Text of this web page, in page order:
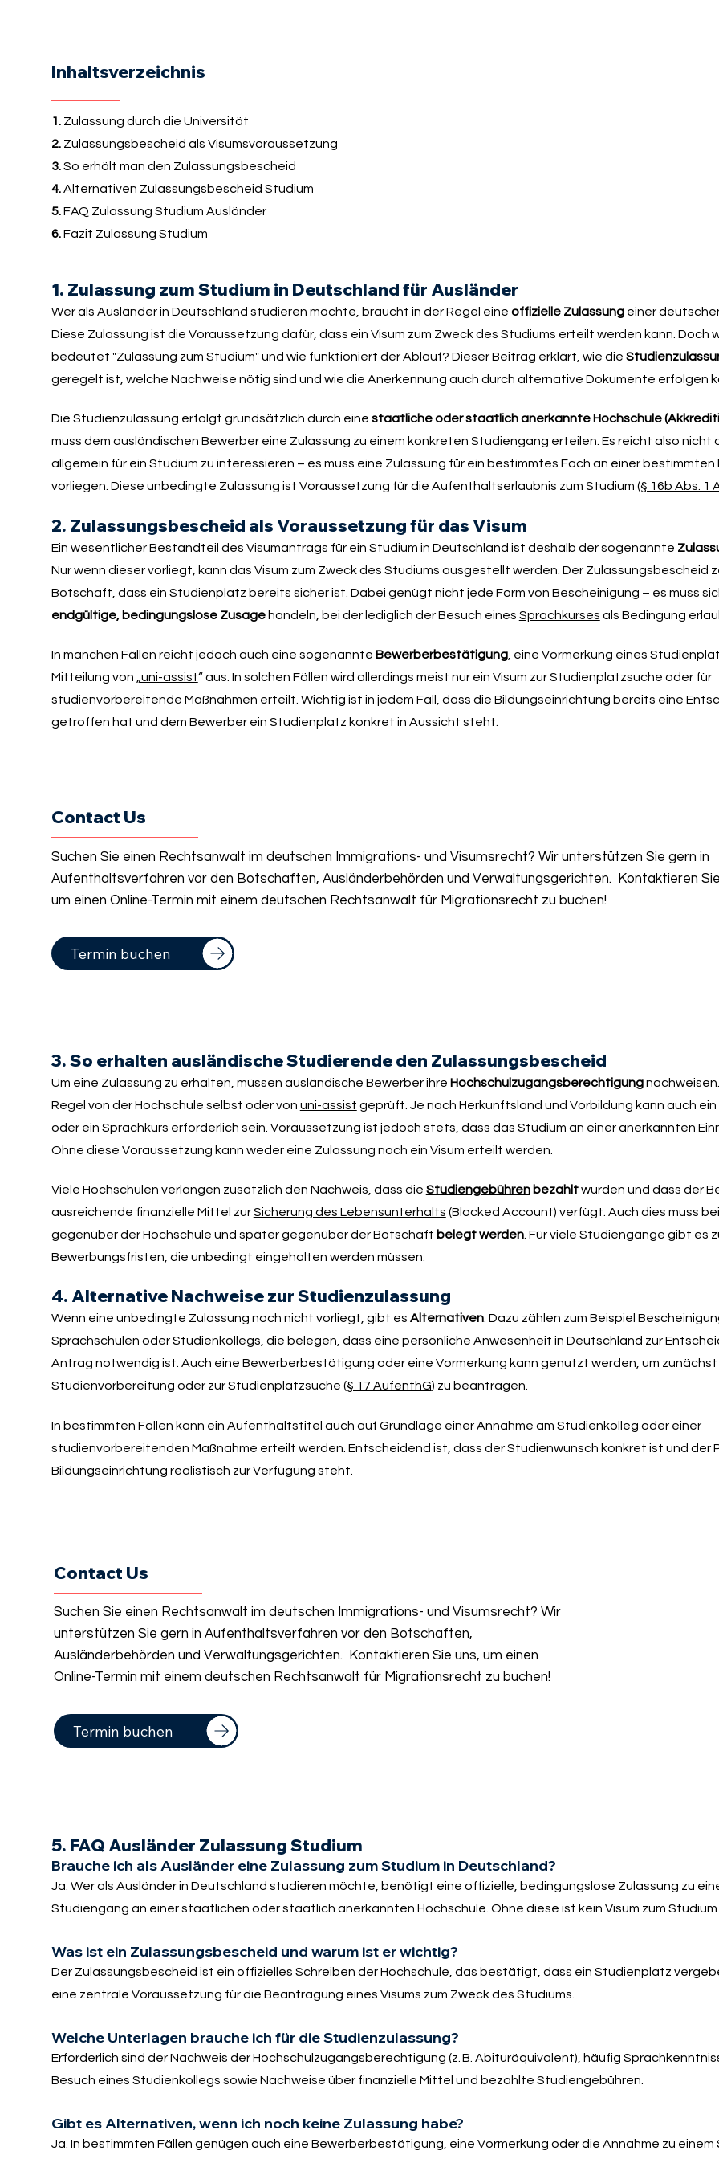
Inhaltsverzeichnis
1.Zulassung durch die Universität
2. Zulassungsbescheid als Visumsvoraussetzung
3.So erhält man den Zulassungsbescheid
4.Alternativen Zulassungsbescheid Studium
5.FAQ Zulassung Studium Ausländer
6.Fazit Zulassung Studium
1. Zulassung zum Studium in Deutschland für Ausländer
Wer als Ausländer in Deutschland studieren möchte, braucht in der Regel eine offizielle Zulassungeiner
Diese Zulassung ist die Voraussetzung dafür, dass ein Visum zum Zweck des Studiums erteilt werden kann. Doch
bedeutet "Zulassung zum Studium" und wie funktioniert der Ablauf? Dieser Beitrag erklärt, wie die
geregelt ist, welche Nachweise nötig sind und wie die Anerkennung auch durch alternative Dokumente erfolgen
Die Studienzulassung erfolgt grundsätzlich durch eine staatliche oder staatlich anerkannte Hochschule
muss dem ausländischen Bewerber eine Zulassung zu einem konkreten Studiengang erteilen. Es reicht also nicht
allgemein für ein Studium zu interessieren – es muss eine Zulassung für ein bestimmtes Fach an einer bestimmten
vorliegen. Diese unbedingte Zulassung ist Voraussetzung für die Aufenthaltserlaubnis zum Studium (§ 16b Abs. 1
2. Zulassungsbescheid als Voraussetzung für das Visum
Ein wesentlicher Bestandteil des Visumantrags für ein Studium in Deutschland ist deshalb der sogenannte
Nur wenn dieser vorliegt, kann das Visum zum Zweck des Studiums ausgestellt werden. Der Zulassungsbescheid
Botschaft, dass ein Studienplatz bereits sicher ist. Dabei genügt nicht jede Form von Bescheinigung – es muss
endgültige, bedingungslose Zusagehandeln, bei der lediglich der Besuch eines Sprachkurses als Bedingung
In manchen Fällen reicht jedoch auch eine sogenannte Bewerberbestätigung, eine Vormerkung eines
Mitteilung von
„uni-assist“ aus. In solchen Fällen wird allerdings meist nur ein Visum zur Studienplatzsuche oder für
studienvorbereitende Maßnahmen erteilt. Wichtig ist in jedem Fall, dass die Bildungseinrichtung bereits eine
getroffen hat und dem Bewerber ein Studienplatz konkret in Aussicht steht.
Contact Us
Suchen Sie einen Rechtsanwalt im deutschen Immigrations- und Visumsrecht? Wir unterstützen Sie gern in
Aufenthaltsverfahren vor den Botschaften, Ausländerbehörden und Verwaltungsgerichten. Kontaktieren
um einen Online-Termin mit einem deutschen Rechtsanwalt für Migrationsrecht zu buchen!
Termin buchen
3. So erhalten ausländische Studierende den Zulassungsbescheid
Um eine Zulassung zu erhalten, müssen ausländische Bewerber ihre Hochschulzugangsberechtigung
Regel von der Hochschule selbst oder von uni-assist geprüft. Je nach Herkunftsland und Vorbildung kann auch
oder ein Sprachkurs erforderlich sein. Voraussetzung ist jedoch stets, dass das Studium an einer anerkannten
Ohne diese Voraussetzung kann weder eine Zulassung noch ein Visum erteilt werden.
Viele Hochschulen verlangen zusätzlich den Nachweis, dass die Studiengebührenbezahltwurden und dass der
ausreichende finanzielle Mittel zurSicherung des Lebensunterhalts (Blocked Account) verfügt. Auch dies muss
gegenüber der Hochschule und später gegenüber der Botschaft belegt werden. Für viele Studiengänge gibt es
Bewerbungsfristen, die unbedingt eingehalten werden müssen.
4. Alternative Nachweise zur Studienzulassung
Wenn eine unbedingte Zulassung noch nicht vorliegt, gibt es Alternativen. Dazu zählen zum Beispiel
Sprachschulen oder Studienkollegs, die belegen, dass eine persönliche Anwesenheit in Deutschland zur
Antrag notwendig ist. Auch eine Bewerberbestätigung oder eine Vormerkung kann genutzt werden, um zunächst
Studienvorbereitung oder zur Studienplatzsuche (§ 17 AufenthG) zu beantragen.
In bestimmten Fällen kann ein Aufenthaltstitel auch auf Grundlage einer Annahme am Studienkolleg oder einer
studienvorbereitenden Maßnahme erteilt werden. Entscheidend ist, dass der Studienwunsch konkret ist und der
Bildungseinrichtung realistisch zur Verfügung steht.
Contact Us
Suchen Sie einen Rechtsanwalt im deutschen Immigrations- und Visumsrecht? Wir
unterstützen Sie gern in Aufenthaltsverfahren vor den Botschaften,
Ausländerbehörden und Verwaltungsgerichten. Kontaktieren Sie uns, um einen
Online-Termin mit einem deutschen Rechtsanwalt für Migrationsrecht zu buchen!
Termin buchen
5. FAQ Ausländer Zulassung Studium
Brauche ich als Ausländer eine Zulassung zum Studium in Deutschland?
Ja. Wer als Ausländer in Deutschland studieren möchte, benötigt eine offizielle, bedingungslose Zulassung zu
Studiengang an einer staatlichen oder staatlich anerkannten Hochschule. Ohne diese ist kein Visum zum Studium
Was ist ein Zulassungsbescheid und warum ist er wichtig?
Der Zulassungsbescheid ist ein offizielles Schreiben der Hochschule, das bestätigt, dass ein Studienplatz
eine zentrale Voraussetzung für die Beantragung eines Visums zum Zweck des Studiums.
Welche Unterlagen brauche ich für die Studienzulassung?
Erforderlich sind der Nachweis der Hochschulzugangsberechtigung (z. B. Abituräquivalent), häufig
Besuch eines Studienkollegs sowie Nachweise über finanzielle Mittel und bezahlte Studiengebühren.
Gibt es Alternativen, wenn ich noch keine Zulassung habe?
Ja. In bestimmten Fällen genügen auch eine Bewerberbestätigung, eine Vormerkung oder die Annahme zu